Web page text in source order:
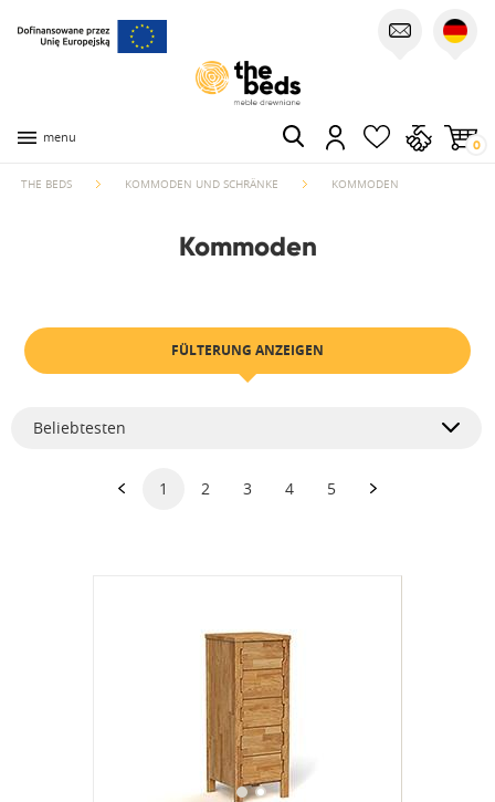
menu 0
THE BEDS KOMMODEN UND SCHRÄNKE KOMMODEN
Kommoden
FÜLTERUNG ANZEIGEN
1 2 3 4 5
Beliebtesten